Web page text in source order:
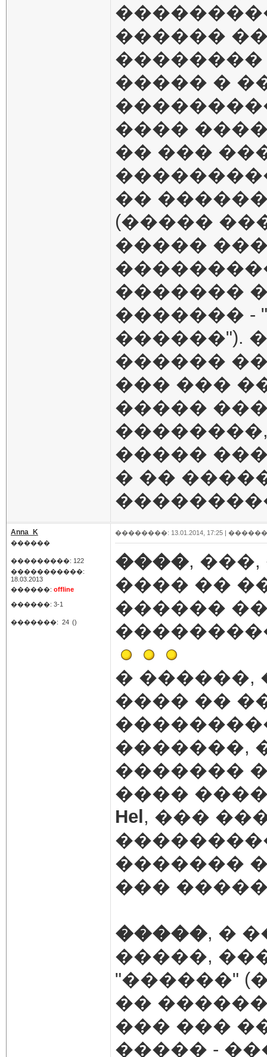
������
��������
����� �
����
�� ���
��
(�����
�����
�������
������� -
������").
������
��� ���
�����
�����
� ��
Anna_K
������
���������: 122
�����������:
18.03.2013
������: offline
������: 3-1
�������: 24 ()
��������: 13.01.2014, 17:25 |
����,
���� ��
������
� ������,
���� ��
�������,
�������
����
Hel , ���
�������
���
�����, �
�����,
"������"
��
��� ���
����� -